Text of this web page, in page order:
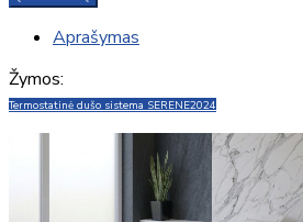
Aprašymas
Žymos:
Termostatinė dušo sistema SERENE2024